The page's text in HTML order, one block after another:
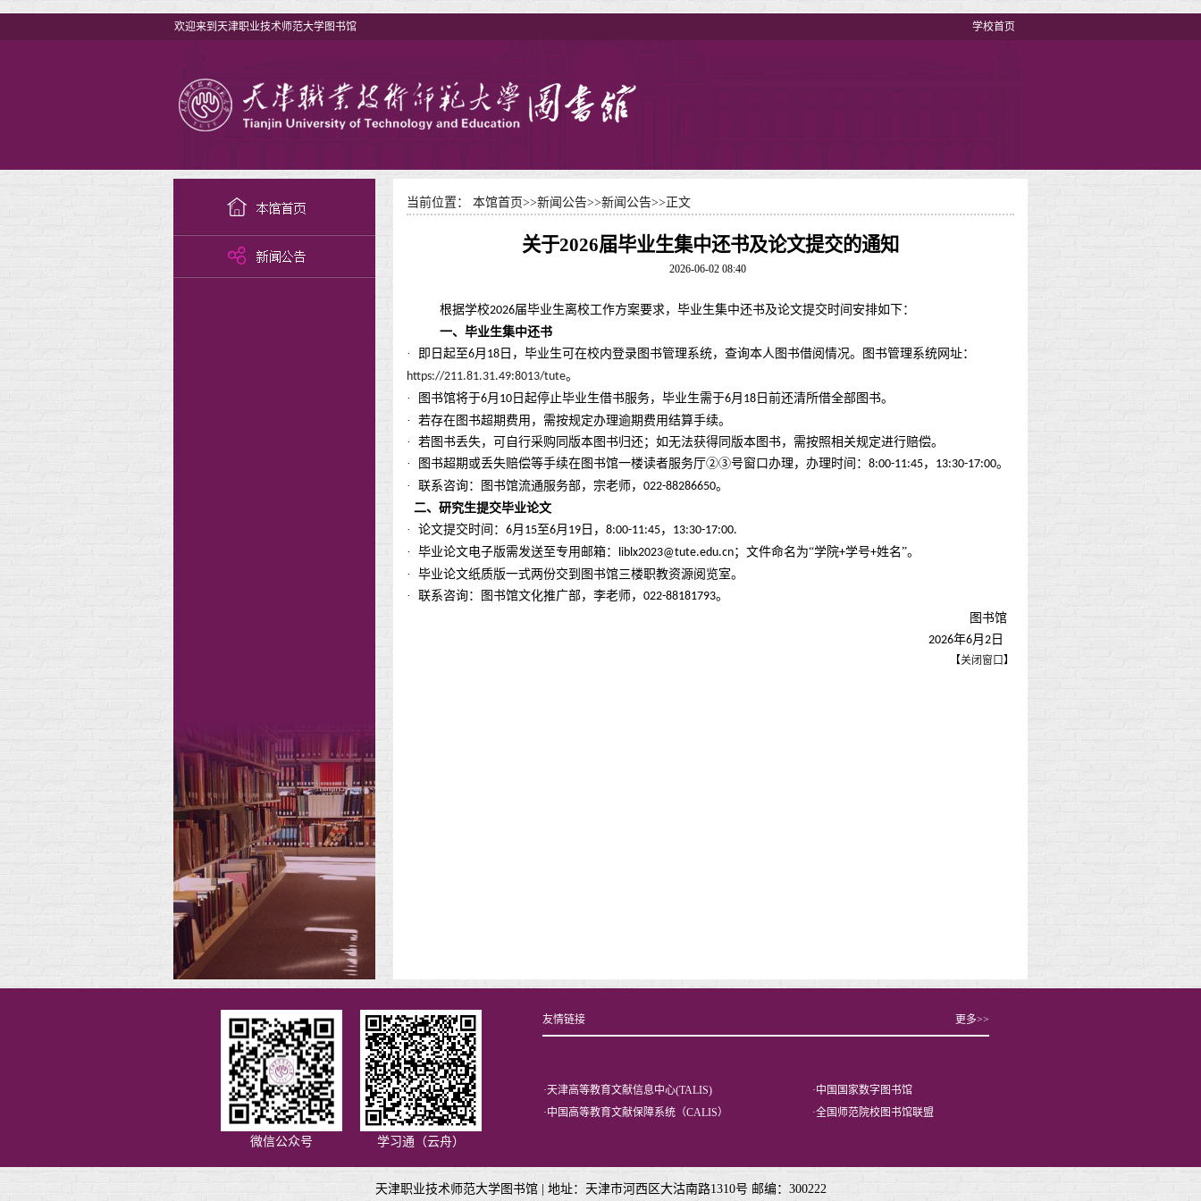
欢迎来到天津职业技术师范大学图书馆 学校首页
当前位置： 本馆首页>>新闻公告>>新闻公告>> 正文
关于2026届毕业生集中还书及论文提交的通知
2026-06-02 08:40
根据学校2026届毕业生离校工作方案要求，毕业生集中还书及论文提交时间安排如下：
一、毕业生集中还书
· 即日起至6月 18 日，毕业生可在校内登录图书管理系统，查询本人图书借阅情况。图书管理系统网址：
https://211.81.31.49:8013/tute。
· 图书馆将于6月 10 日起停止毕业生借书服务，毕业生需于6月 18 日前还清所借全部图书。
· 若存在图书超期费用，需按规定办理逾期费用结算手续。
· 若图书丢失，可自行采购同版本图书归还；如无法获得同版本图书，需按照相关规定进行赔偿。
· 图书超期或丢失赔偿等手续在图书馆一楼读者服务厅②③号窗口办理，办理时间： 8:00-11:45， 13:30-17:00。
· 联系咨询：图书馆流通服务部，宗老师， 022-88286650。
二、研究生提交毕业论文
· 论文提交时间： 6月 15至6月 19 日， 8:00-11:45， 13:30-17:00.
· 毕业论文电子版需发送至专用邮箱： liblx2023@tute.edu.cn；文件命名为“学院+学号+姓名”。
· 毕业论文纸质版一式两份交到图书馆三楼职教资源阅览室。
· 联系咨询：图书馆文化推广部，李老师， 022-88181793。
图书馆
2026年6月 2 日
【关闭窗口】
微信公众号 学习通（云舟）
友情链接 更多>>
·天津高等教育文献信息中心(TALIS) ·中国国家数字图书馆
·中国高等教育文献保障系统（CALIS） ·全国师范院校图书馆联盟
天津职业技术师范大学图书馆 | 地址：天津市河西区大沽南路1310号 邮编：300222